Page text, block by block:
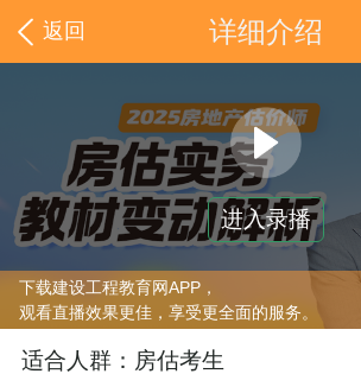
返回 详细介绍
进入录播
下载建设工程教育网APP，
观看直播效果更佳，享受更全面的服务。
适合人群：房估考生